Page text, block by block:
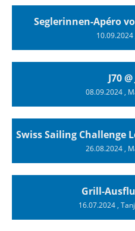
Seglerinnen-Apéro
10.09.2024
J70
08.09.2024,
Swiss Sailing Challenge
26.08.2024,
Grill-
16.07.2024,